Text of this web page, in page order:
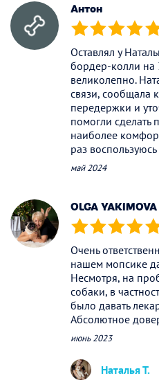
Антон
(*) (*) (*) (*) (*)
Оставлял у
бордер-колли на
великолепно.
связи, сообщала
передержки и
помогли сделать
наиболее
раз воспользуюсь
май 2024
OLGA YAKIMOVA
(*) (*) (*) (*) (*)
Очень
нашем мопсике
Несмотря, на
собаки, в
было давать
Абсолютное
июнь 2023
Наталья Т.